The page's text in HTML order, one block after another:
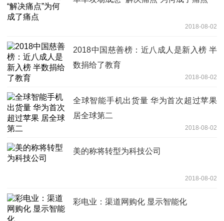
2018-08-02
2018中国慈善榜：近八成人是新入榜 半
数捐给了教育
2018-08-02
全球智能手机出货量 华为首次超过苹果
居全球第二
2018-08-02
美的称将转型为科技公司
2018-08-02
彩电业：渠道网购化 显示智能化